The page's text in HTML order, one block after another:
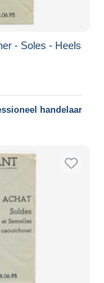
- Soles - Heels
handelaar